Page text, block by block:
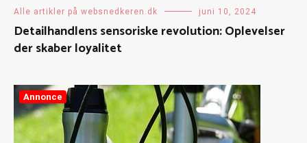
Alle artikler på websnedkeren.dk juni 10, 2024
Detailhandlens sensoriske revolution: Oplevelser
der skaber loyalitet
Annonce